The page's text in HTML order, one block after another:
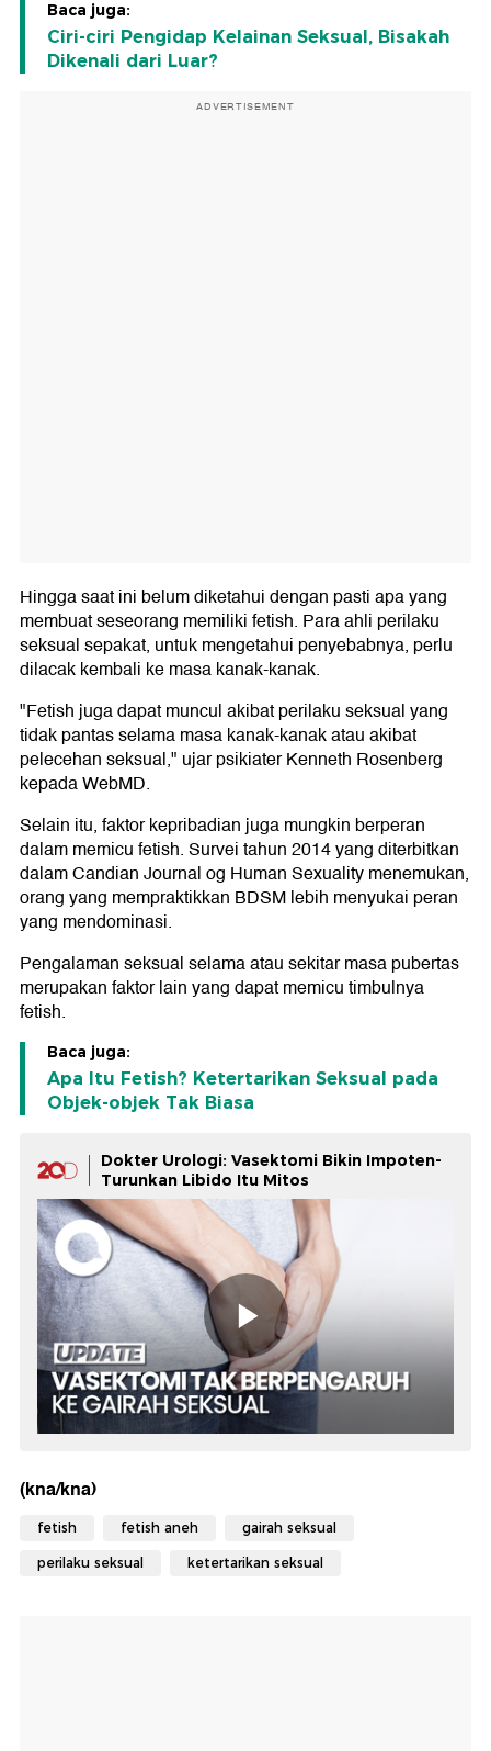
Baca juga:
Ciri-ciri Pengidap Kelainan Seksual, Bisakah
Dikenali dari Luar?
ADVERTISEMENT
Hingga saat ini belum diketahui dengan pasti apa yang
membuat seseorang memiliki fetish. Para ahli perilaku
seksual sepakat, untuk mengetahui penyebabnya, perlu
dilacak kembali ke masa kanak-kanak.
"Fetish juga dapat muncul akibat perilaku seksual yang
tidak pantas selama masa kanak-kanak atau akibat
pelecehan seksual," ujar psikiater Kenneth Rosenberg
kepada WebMD.
Selain itu, faktor kepribadian juga mungkin berperan
dalam memicu fetish. Survei tahun 2014 yang diterbitkan
dalam Candian Journal og Human Sexuality menemukan,
orang yang mempraktikkan BDSM lebih menyukai peran
yang mendominasi.
Pengalaman seksual selama atau sekitar masa pubertas
merupakan faktor lain yang dapat memicu timbulnya
fetish.
Baca juga:
Apa Itu Fetish? Ketertarikan Seksual pada
Objek-objek Tak Biasa
Dokter Urologi: Vasektomi Bikin Impoten-
Turunkan Libido Itu Mitos
(kna/kna)
fetish fetish aneh gairah seksual
perilaku seksual ketertarikan seksual